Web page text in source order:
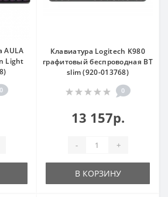
AULA
Light
0
Клавиатура Logitech K980
графитовый беспроводная BT
slim (920-013768)
0
13 157р.
- +
В КОРЗИНУ